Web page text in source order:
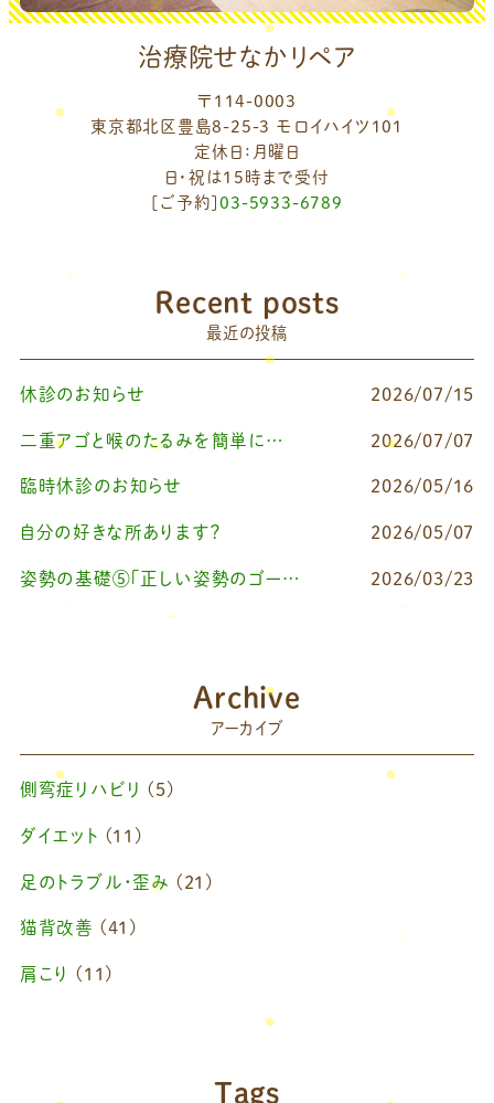
治療院せなかリペア
〒114-0003
東京都北区豊島8-25-3 モロイハイツ101
定休日：月曜日
日・祝は15時まで受付
[ご予約]03-5933-6789
Recent posts
最近の投稿
休診のお知らせ 2026/07/15
二重アゴと喉のたるみを簡単に改善したいなら 2026/07/07
臨時休診のお知らせ 2026/05/16
自分の好きな所あります？ 2026/05/07
姿勢の基礎⑤「正しい姿勢のゴールを知る（正しい姿勢とは？）」 2026/03/23
Archive
アーカイブ
側弯症リハビリ (5)
ダイエット (11)
足のトラブル・歪み (21)
猫背改善 (41)
肩こり (11)
Tags